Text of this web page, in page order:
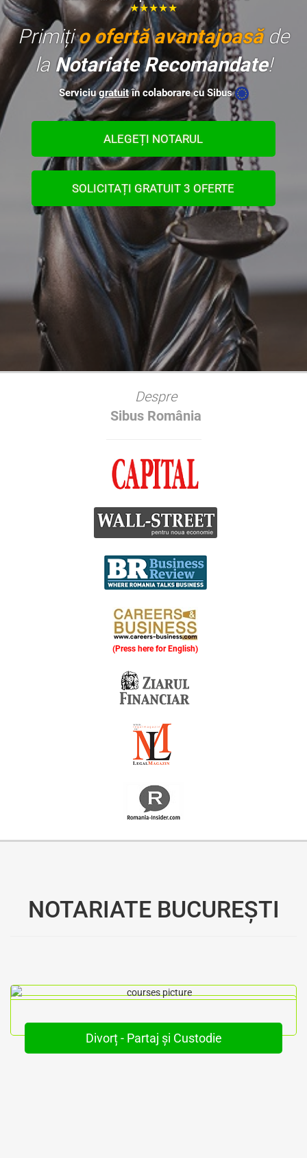
★★★★★
Primițio ofertă avantajoasăde
la Notariate Recomandate!
Serviciugratuitîn colaborare cu Sibus
ALEGEȚI NOTARUL
SOLICITAȚI GRATUIT 3 OFERTE
Despre
Sibus România
(Press here for English)
NOTARIATE BUCUREȘTI
Divorț - Partaj și Custodie